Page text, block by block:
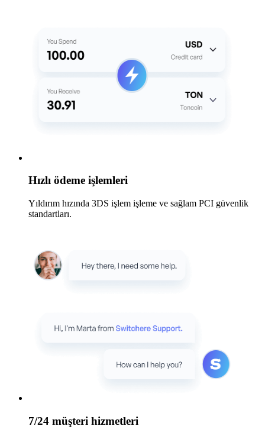
Hızlı ödeme işlemleri
Yıldırım hızında 3DS işlem işleme ve sağlam PCI güvenlik
standartları.
7/24 müşteri hizmetleri